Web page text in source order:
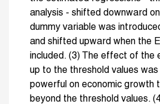
analysis - shifted downward
dummy variable was
and shifted upward when the
included. (3) The effect of the
up to the threshold values was
powerful on economic growth
beyond the threshold values.